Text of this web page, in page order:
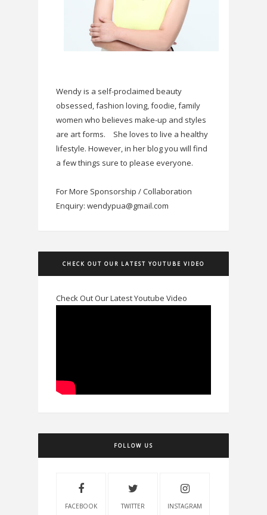
Wendy is a self-proclaimed beauty
obsessed, fashion loving, foodie, family
women who believes make-up and styles
are art forms.
She loves to live a healthy
lifestyle. However, in her blog you will find
a few things sure to please everyone.
For More Sponsorship / Collaboration
Enquiry: wendypua@gmail.com
CHECK OUT OUR LATEST YOUTUBE VIDEO
Check Out Our Latest Youtube Video
FOLLOW US
FACEBOOK TWITTER INSTAGRAM